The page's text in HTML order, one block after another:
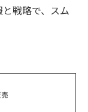
戦略で、スム